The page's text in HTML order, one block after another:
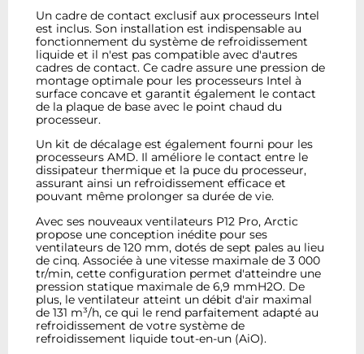
Un cadre de contact exclusif aux processeurs Intel
est inclus. Son installation est indispensable au
fonctionnement du système de refroidissement
liquide et il n'est pas compatible avec d'autres
cadres de contact. Ce cadre assure une pression de
montage optimale pour les processeurs Intel à
surface concave et garantit également le contact
de la plaque de base avec le point chaud du
processeur.
Un kit de décalage est également fourni pour les
processeurs AMD. Il améliore le contact entre le
dissipateur thermique et la puce du processeur,
assurant ainsi un refroidissement efficace et
pouvant même prolonger sa durée de vie.
Avec ses nouveaux ventilateurs P12 Pro, Arctic
propose une conception inédite pour ses
ventilateurs de 120 mm, dotés de sept pales au lieu
de cinq. Associée à une vitesse maximale de 3 000
tr/min, cette configuration permet d'atteindre une
pression statique maximale de 6,9 mmH2O. De
plus, le ventilateur atteint un débit d'air maximal
de 131 m³/h, ce qui le rend parfaitement adapté au
refroidissement de votre système de
refroidissement liquide tout-en-un (AiO).